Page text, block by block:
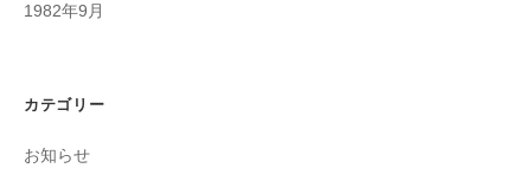
1982年9月
カテゴリー
お知らせ